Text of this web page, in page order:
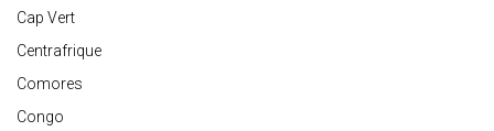
Cap Vert
Centrafrique
Comores
Congo